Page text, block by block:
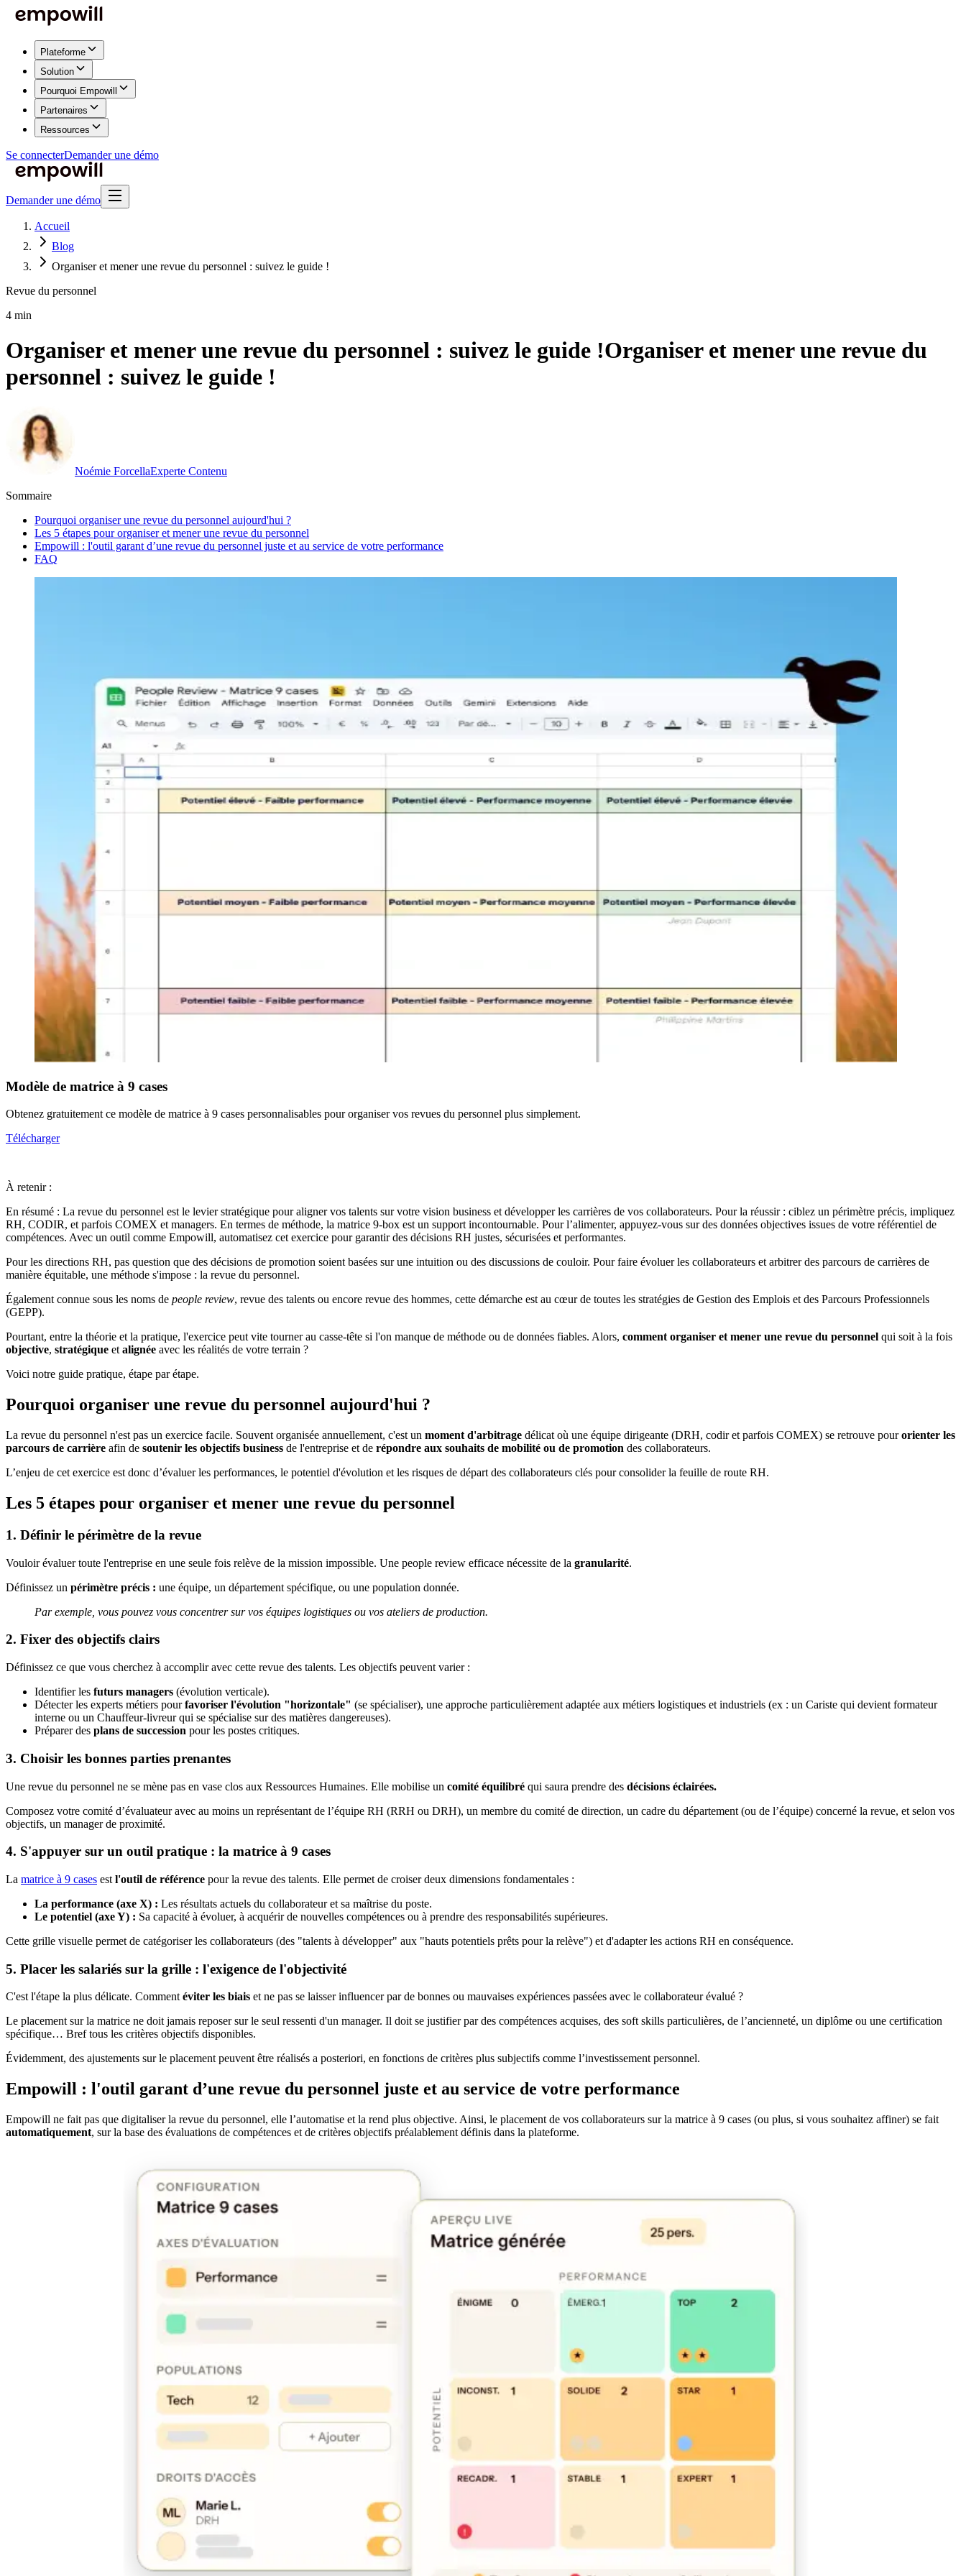
Plateforme
Solution
Pourquoi Empowill
Partenaires
Ressources
Se connecterDemander une démo
Demander une démo
Accueil
Blog
Organiser et mener une revue du personnel : suivez le guide !
Revue du personnel
4 min
Organiser et mener une revue du personnel : suivez le guide !Organiser et mener une revue du
personnel : suivez le guide !
Noémie ForcellaExperte Contenu
Sommaire
Pourquoi organiser une revue du personnel aujourd'hui ?
Les 5 étapes pour organiser et mener une revue du personnel
Empowill : l'outil garant d’une revue du personnel juste et au service de votre performance
FAQ
Modèle de matrice à 9 cases
Obtenez gratuitement ce modèle de matrice à 9 cases personnalisables pour organiser vos revues du personnel plus simplement.
Télécharger
À retenir :
En résumé : La revue du personnel est le levier stratégique pour aligner vos talents sur votre vision business et développer les carrières de vos collaborateurs. Pour la réussir : ciblez un périmètre précis, impliquez
RH, CODIR, et parfois COMEX et managers. En termes de méthode, la matrice 9-box est un support incontournable. Pour l’alimenter, appuyez-vous sur des données objectives issues de votre référentiel de
compétences. Avec un outil comme Empowill, automatisez cet exercice pour garantir des décisions RH justes, sécurisées et performantes.
Pour les directions RH, pas question que des décisions de promotion soient basées sur une intuition ou des discussions de couloir. Pour faire évoluer les collaborateurs et arbitrer des parcours de carrières de
manière équitable, une méthode s'impose : la revue du personnel.
Également connue sous les noms de people review, revue des talents ou encore revue des hommes, cette démarche est au cœur de toutes les stratégies de Gestion des Emplois et des Parcours Professionnels
(GEPP).
Pourtant, entre la théorie et la pratique, l'exercice peut vite tourner au casse-tête si l'on manque de méthode ou de données fiables. Alors, comment organiser et mener une revue du personnel qui soit à la fois
objective, stratégique et alignée avec les réalités de votre terrain ?
Voici notre guide pratique, étape par étape.
Pourquoi organiser une revue du personnel aujourd'hui ?
La revue du personnel n'est pas un exercice facile. Souvent organisée annuellement, c'est un moment d'arbitrage délicat où une équipe dirigeante (DRH, codir et parfois COMEX) se retrouve pourorienter les
parcours de carrière afin de soutenir les objectifs business de l'entreprise et de répondre aux souhaits de mobilité ou de promotion des collaborateurs.
L’enjeu de cet exercice est donc d’évaluer les performances, le potentiel d'évolution et les risques de départ des collaborateurs clés pour consolider la feuille de route RH.
Les 5 étapes pour organiser et mener une revue du personnel
1. Définir le périmètre de la revue
Vouloir évaluer toute l'entreprise en une seule fois relève de la mission impossible. Une people review efficace nécessite de la granularité.
Définissez un périmètre précis : une équipe, un département spécifique, ou une population donnée.
Par exemple, vous pouvez vous concentrer sur vos équipes logistiques ou vos ateliers de production.
2. Fixer des objectifs clairs
Définissez ce que vous cherchez à accomplir avec cette revue des talents. Les objectifs peuvent varier :
Identifier les futurs managers (évolution verticale).
Détecter les experts métiers pourfavoriser l'évolution "horizontale" (se spécialiser), une approche particulièrement adaptée aux métiers logistiques et industriels (ex : un Cariste qui devient formateur
interne ou un Chauffeur-livreur qui se spécialise sur des matières dangereuses).
Préparer des plans de succession pour les postes critiques.
3. Choisir les bonnes parties prenantes
Une revue du personnel ne se mène pas en vase clos aux Ressources Humaines. Elle mobilise un comité équilibré qui saura prendre des décisions éclairées.
Composez votre comité d’évaluateur avec au moins un représentant de l’équipe RH (RRH ou DRH), un membre du comité de direction, un cadre du département (ou de l’équipe) concerné la revue, et selon vos
objectifs, un manager de proximité.
4. S'appuyer sur un outil pratique : la matrice à 9 cases
La matrice à 9 cases est l'outil de référence pour la revue des talents. Elle permet de croiser deux dimensions fondamentales :
La performance (axe X) : Les résultats actuels du collaborateur et sa maîtrise du poste.
Le potentiel (axe Y) : Sa capacité à évoluer, à acquérir de nouvelles compétences ou à prendre des responsabilités supérieures.
Cette grille visuelle permet de catégoriser les collaborateurs (des "talents à développer" aux "hauts potentiels prêts pour la relève") et d'adapter les actions RH en conséquence.
5. Placer les salariés sur la grille : l'exigence de l'objectivité
C'est l'étape la plus délicate. Commentéviter les biais et ne pas se laisser influencer par de bonnes ou mauvaises expériences passées avec le collaborateur évalué ?
Le placement sur la matrice ne doit jamais reposer sur le seul ressenti d'un manager. Il doit se justifier par des compétences acquises, des soft skills particulières, de l’ancienneté, un diplôme ou une certification
spécifique… Bref tous les critères objectifs disponibles.
Évidemment, des ajustements sur le placement peuvent être réalisés a posteriori, en fonctions de critères plus subjectifs comme l’investissement personnel.
Empowill : l'outil garant d’une revue du personnel juste et au service de votre performance
Empowill ne fait pas que digitaliser la revue du personnel, elle l’automatise et la rend plus objective. Ainsi, le placement de vos collaborateurs sur la matrice à 9 cases (ou plus, si vous souhaitez affiner) se fait
automatiquement, sur la base des évaluations de compétences et de critères objectifs préalablement définis dans la plateforme.